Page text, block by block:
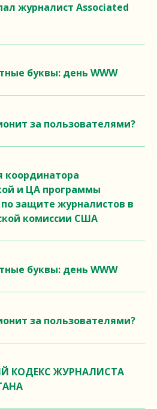
журналист Associated
буквы: день WWW
за пользователями?
координатора
и ЦА программы
защите журналистов в
комиссии США
буквы: день WWW
за пользователями?
КОДЕКС ЖУРНАЛИСТА